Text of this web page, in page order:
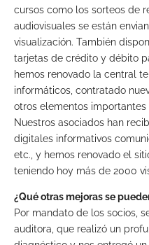
cursos como los sorteos de
audiovisuales se están
visualización. También
tarjetas de crédito y débito
hemos renovado la central
informáticos, contratado
otros elementos
Nuestros asociados han
digitales informativos
etc., y hemos renovado el
teniendo hoy más de 2000
¿Qué otras mejoras se
Por mandato de los socios,
auditora, que realizó un